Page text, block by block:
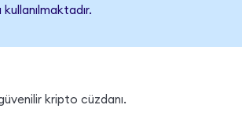
kripto cüzdanı.